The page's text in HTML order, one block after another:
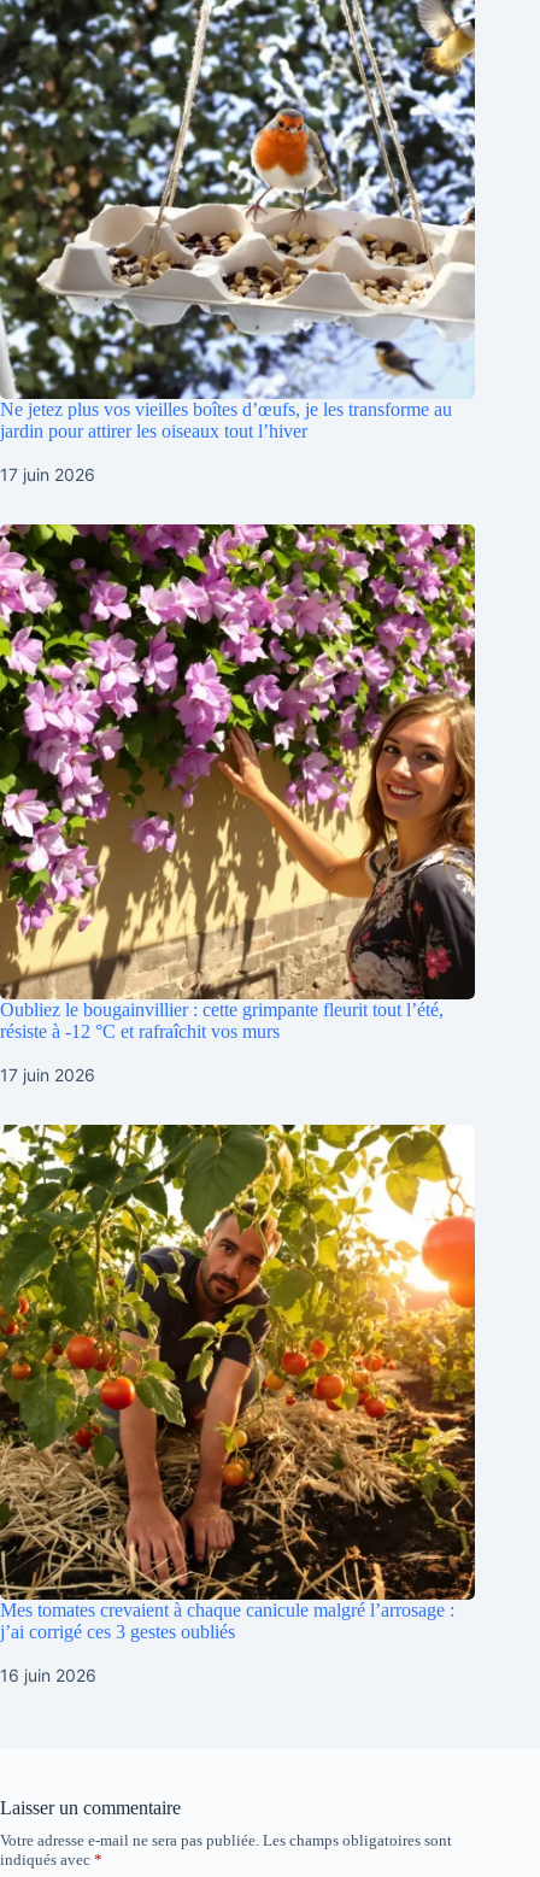
Ne jetez plus vos vieilles boîtes d’œufs, je les transforme au
jardin pour attirer les oiseaux tout l’hiver
17 juin 2026
Oubliez le bougainvillier : cette grimpante fleurit tout l’été,
résiste à -12 °C et rafraîchit vos murs
17 juin 2026
Mes tomates crevaient à chaque canicule malgré l’arrosage :
j’ai corrigé ces 3 gestes oubliés
16 juin 2026
Laisser un commentaire
Votre adresse e-mail ne sera pas publiée. Les champs obligatoires sont
indiqués avec *